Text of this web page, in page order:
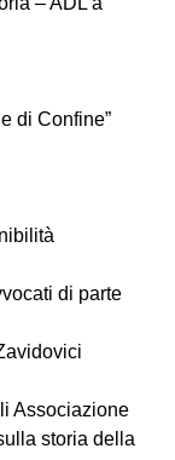
di Confine”
di parte
Associazione
storia della